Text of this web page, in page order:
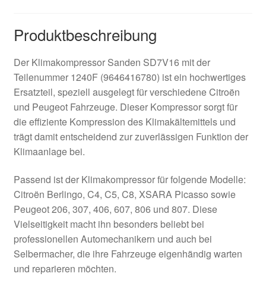
Produktbeschreibung
Der Klimakompressor Sanden SD7V16 mit der
Teilenummer 1240F (9646416780) ist ein hochwertiges
Ersatzteil, speziell ausgelegt für verschiedene Citroën
und Peugeot Fahrzeuge. Dieser Kompressor sorgt für
die effiziente Kompression des Klimakältemittels und
trägt damit entscheidend zur zuverlässigen Funktion der
Klimaanlage bei.
Passend ist der Klimakompressor für folgende Modelle:
Citroën Berlingo, C4, C5, C8, XSARA Picasso sowie
Peugeot 206, 307, 406, 607, 806 und 807. Diese
Vielseitigkeit macht ihn besonders beliebt bei
professionellen Automechanikern und auch bei
Selbermacher, die ihre Fahrzeuge eigenhändig warten
und reparieren möchten.